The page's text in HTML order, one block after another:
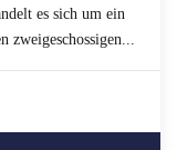
es sich um ein
zweigeschossigen...